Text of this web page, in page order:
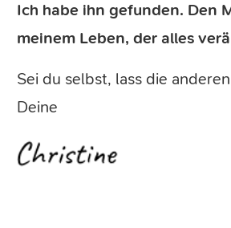
Ich habe ihn gefunden. Den
meinem Leben, der alles
Sei du selbst, lass die
Deine